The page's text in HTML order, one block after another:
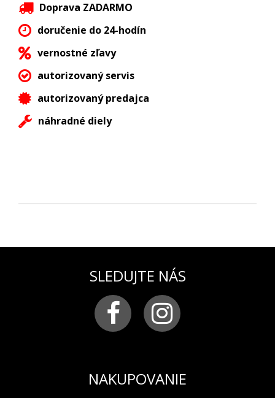
Doprava ZADARMO
doručenie do 24-hodín
vernostné zľavy
autorizovaný servis
autorizovaný predajca
náhradné diely
SLEDUJTE NÁS
NAKUPOVANIE